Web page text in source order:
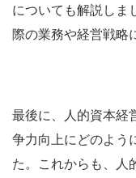
についても解説しま
際の業務や経営戦略
最後に、人的資本経
争力向上にどのよう
た。これからも、人